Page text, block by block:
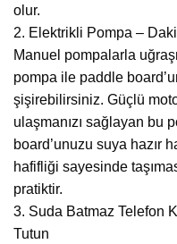
olur.
2. Elektrikli Pompa –
Manuel pompalarla
pompa ile paddle
şişirebilirsiniz. Güçlü
ulaşmanızı sağlayan bu
board’unuzu suya hazır
hafifliği sayesinde
pratiktir.
3. Suda Batmaz Telefon
Tutun